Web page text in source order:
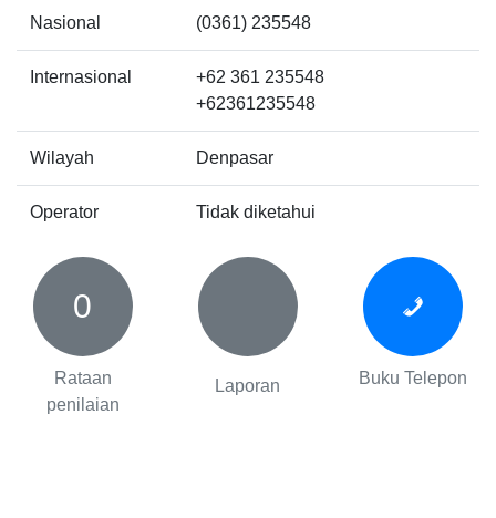
Nasional (0361) 235548
Internasional
+62 361 235548
+62361235548
Wilayah Denpasar
Operator Tidak diketahui
0
Rataan
penilaian
Laporan Buku Telepon